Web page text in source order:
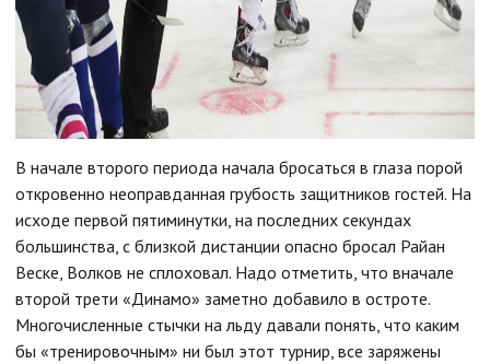
В начале второго периода начала бросаться в глаза порой
откровенно неоправданная грубость защитников гостей. На
исходе первой пятиминутки, на последних секундах
большинства, с близкой дистанции опасно бросал Райан
Веске, Волков не сплоховал. Надо отметить, что вначале
второй трети «Динамо» заметно добавило в остроте.
Многочисленные стычки на льду давали понять, что каким
бы «тренировочным» ни был этот турнир, все заряжены